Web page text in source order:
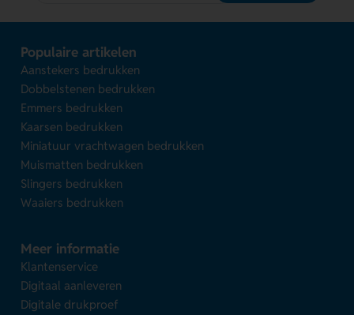
Populaire artikelen
Aanstekers bedrukken
Dobbelstenen bedrukken
Emmers bedrukken
Kaarsen bedrukken
Miniatuur vrachtwagen bedrukken
Muismatten bedrukken
Slingers bedrukken
Waaiers bedrukken
Meer informatie
Klantenservice
Digitaal aanleveren
Digitale drukproef